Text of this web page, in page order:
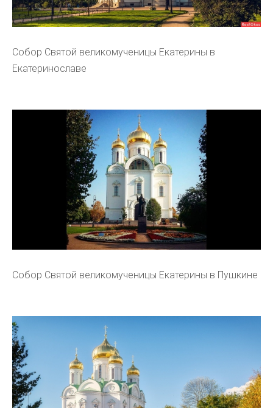
Собор Святой великомученицы Екатерины в
Екатеринославе
Собор Святой великомученицы Екатерины в Пушкине